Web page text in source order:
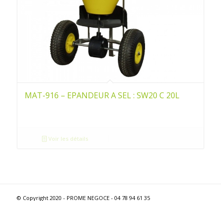
MAT-916 – EPANDEUR A SEL : SW20 C 20L
Voir les détails
© Copyright 2020 - PROME NEGOCE - 04 78 94 61 35